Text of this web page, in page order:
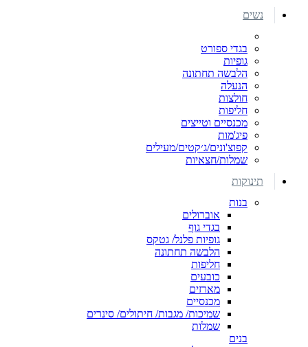
נשים
בגדי ספורט
גופיות
הלבשה תחתונה
הנעלה
חולצות
חליפות
מכנסיים וטייצים
פיג'מות
קפוצ'ונים/ג׳קטים/מעילים
שמלות/חצאיות
תינוקות
בנות
אוברולים
בגדי גוף
גופיות פלנל/ גטקס
הלבשה תחתונה
חליפות
כובעים
מארזים
מכנסיים
שמיכות/ מגבות/ חיתולים/ סינרים
שמלות
בנים